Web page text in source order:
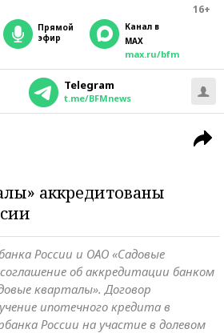
16+
прямой
эфир
Канал в
MAX
max.ru/bfm
Telegram
t.me/BFMnews
аккредитованы
России и ОАО «Садовые
об аккредитации банком
кварталы». Договор
ипотечного кредита в
России на участие в долевом